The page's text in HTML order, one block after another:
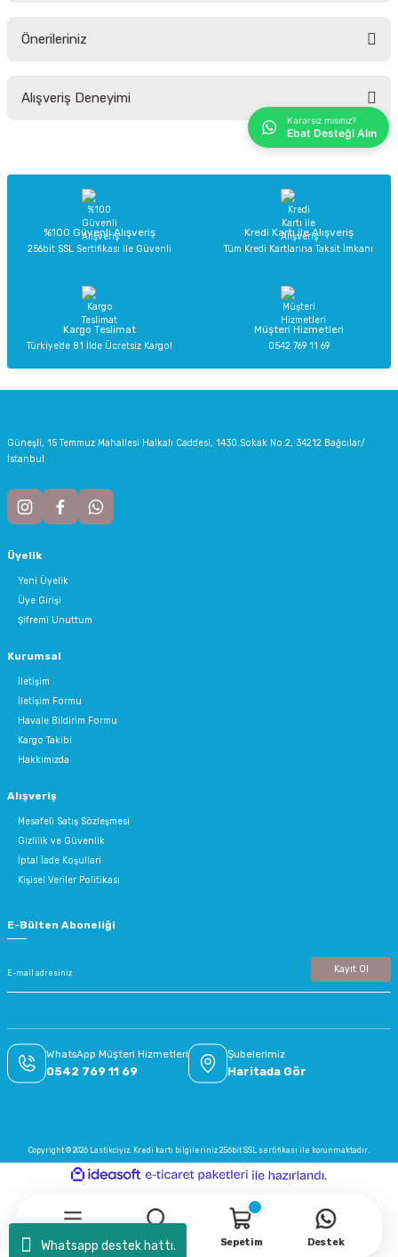
Whatsapp destek hattı.
Önerileriniz
yetersiz gördüğünüz noktaları öneri formunu kullanarak tarafımıza
Ürün açıklamasında eksik bilgiler bulunuyor.
Ürün bilgilerinde hatalar bulunuyor.
Ürün fiyatı diğer sitelerden daha pahalı.
Alışveriş Deneyimi
Sitemize ilk yorumu siz yapın!
Menü Arama Sepetim Destek
%100 Güvenli Alışveriş
256bit SSL Sertifikası ile Güvenli
Kredi Kartı ile Alışveriş
Tüm Kredi Kartlarına Taksit İmkanı
Kargo Teslimat
Türkiye’de 81 İlde Ücretsiz Kargo!
Müşteri Hizmetleri
0542 769 11 69
Güneşli, 15 Temmuz Mahallesi Halkalı Caddesi, 1430.Sokak No:2, 34212 Bağcılar/
İstanbul
Üyelik
Yeni Üyelik
Üye Girişi
Şifremi Unuttum
Kurumsal
İletişim
İletişim Formu
Havale Bildirim Formu
Kargo Takibi
Hakkımızda
Alışveriş
Mesafeli Satış Sözleşmesi
Gizlilik ve Güvenlik
İptal İade Koşullari
Kişisel Veriler Politikası
E-Bülten Aboneliği
Kayıt Ol
WhatsApp Müşteri Hizmetleri
0542 769 11 69
Şubelerimiz
Haritada Gör
Copyright © 2026 Lastikciyiz. Kredi kartı bilgileriniz 256bit SSL sertifikası ile korunmaktadır.
Kararsız mısınız?
Ebat Desteği Alın
ideasoft
e-
paketleri